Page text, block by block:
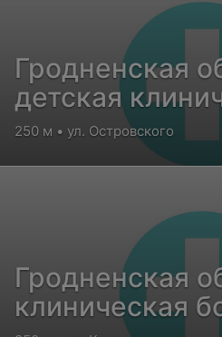
Гродненская
детская
больница
250 м • ул. Островского
Гродненская
клиническая